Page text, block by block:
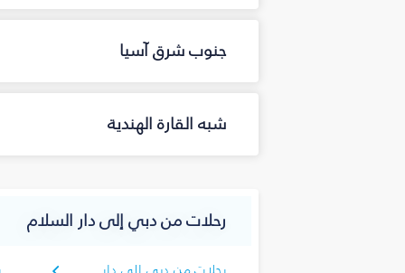
جنوب شرق آسيا
شبه القارة الهندية
رحلات من دبي إلى دار السلام